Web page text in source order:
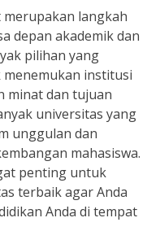
langkah
depan akademik dan
pilihan yang
institusi
minat dan tujuan
universitas yang
unggulan dan
mahasiswa.
penting untuk
terbaik agar Anda
Anda di tempat